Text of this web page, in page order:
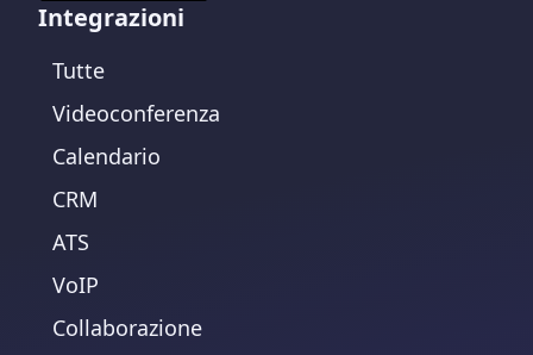
Integrazioni
Tutte
Videoconferenza
Calendario
CRM
ATS
VoIP
Collaborazione